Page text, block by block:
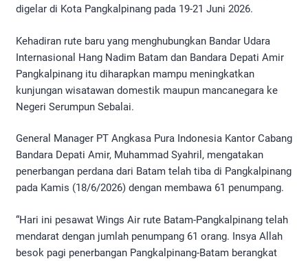
digelar di Kota Pangkalpinang pada 19-21 Juni 2026.
Kehadiran rute baru yang menghubungkan Bandar Udara
Internasional Hang Nadim Batam dan Bandara Depati Amir
Pangkalpinang itu diharapkan mampu meningkatkan
kunjungan wisatawan domestik maupun mancanegara ke
Negeri Serumpun Sebalai.
General Manager PT Angkasa Pura Indonesia Kantor Cabang
Bandara Depati Amir, Muhammad Syahril, mengatakan
penerbangan perdana dari Batam telah tiba di Pangkalpinang
pada Kamis (18/6/2026) dengan membawa 61 penumpang.
“Hari ini pesawat Wings Air rute Batam-Pangkalpinang telah
mendarat dengan jumlah penumpang 61 orang. Insya Allah
besok pagi penerbangan Pangkalpinang-Batam berangkat